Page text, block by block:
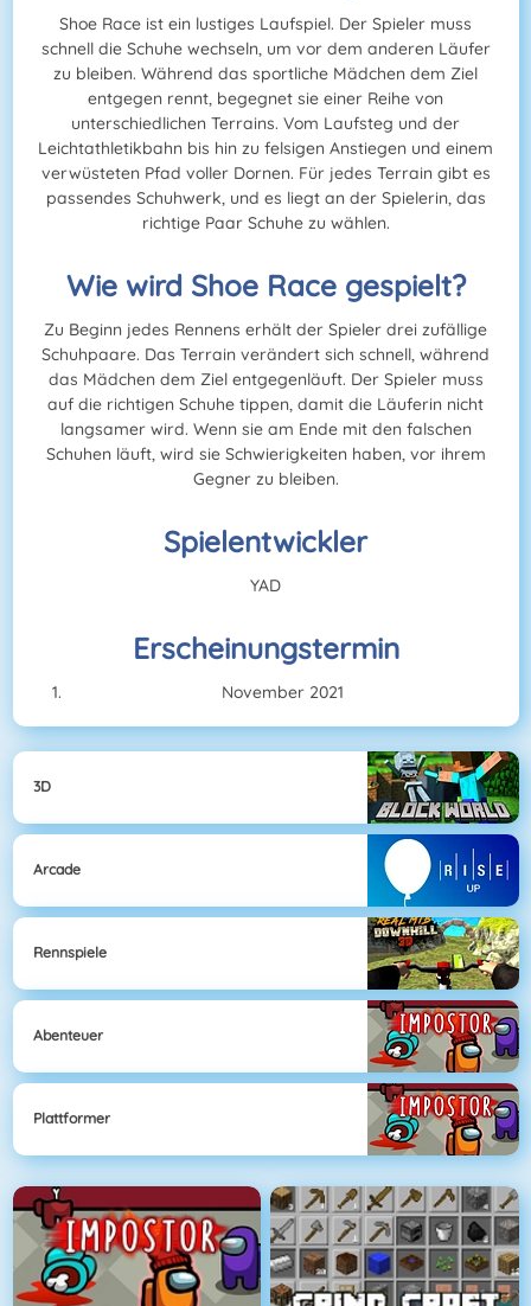
Shoe Race ist ein lustiges Laufspiel. Der Spieler muss
schnell die Schuhe wechseln, um vor dem anderen Läufer
zu bleiben. Während das sportliche Mädchen dem Ziel
entgegen rennt, begegnet sie einer Reihe von
unterschiedlichen Terrains. Vom Laufsteg und der
Leichtathletikbahn bis hin zu felsigen Anstiegen und einem
verwüsteten Pfad voller Dornen. Für jedes Terrain gibt es
passendes Schuhwerk, und es liegt an der Spielerin, das
richtige Paar Schuhe zu wählen.
Wie wird Shoe Race gespielt?
Zu Beginn jedes Rennens erhält der Spieler drei zufällige
Schuhpaare. Das Terrain verändert sich schnell, während
das Mädchen dem Ziel entgegenläuft. Der Spieler muss
auf die richtigen Schuhe tippen, damit die Läuferin nicht
langsamer wird. Wenn sie am Ende mit den falschen
Schuhen läuft, wird sie Schwierigkeiten haben, vor ihrem
Gegner zu bleiben.
Spielentwickler
YAD
Erscheinungstermin
November 2021
3D
Arcade
Rennspiele
Abenteuer
Plattformer